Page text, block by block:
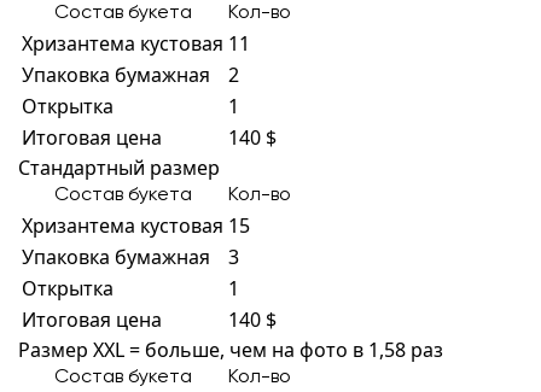
Состав букета Кол-во
Хризантема кустовая 11
Упаковка бумажная
2
Открытка
1
Итоговая цена
140 $
Стандартный размер
Состав букета Кол-во
Хризантема кустовая 15
Упаковка бумажная
3
Открытка
1
Итоговая цена
140 $
Размер XXL = больше, чем на фото в 1,58 раз
Состав букета Кол-во